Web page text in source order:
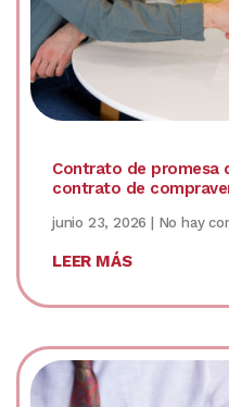
Contrato de promesa
contrato de
junio 23, 2026 No hay
LEER MÁS